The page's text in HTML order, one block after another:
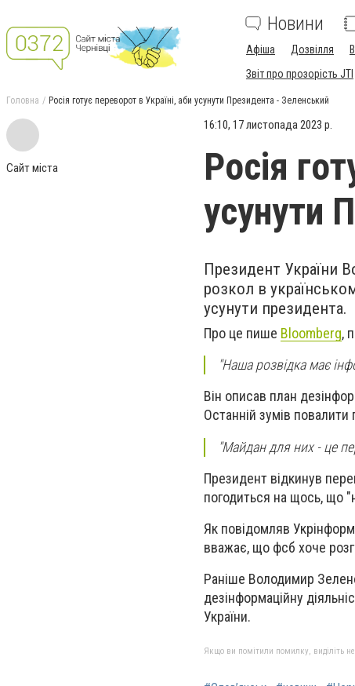
Новини
Афіша Дозвілля
Звіт про прозорість JTI
Головна Росія готує переворот в Україні, аби усунути Президента - Зеленський
Сайт міста
16:10, 17 листопада 2023 р.
Росія
усунути
Президент України
розкол в
усунути президента.
Про це пише Bloomberg,
"Наша розвідка має
Він описав план
Останній зумів
"Майдан для них - це
Президент відкинув
погодиться на щось, що
Як повідомляв
вважає, що фсб хоче
Раніше Володимир
дезінформаційну
України.
Якщо ви помітили помилку, виділіть